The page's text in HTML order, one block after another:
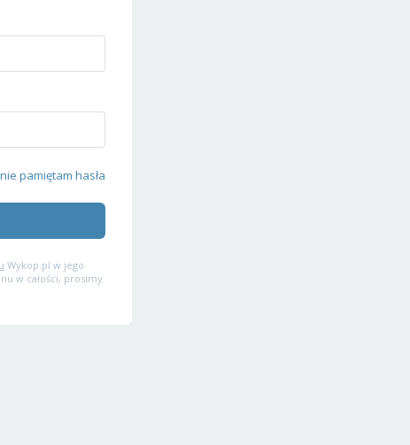
nie pamiętam hasła
Wykop.pl w jego
w całości, prosimy